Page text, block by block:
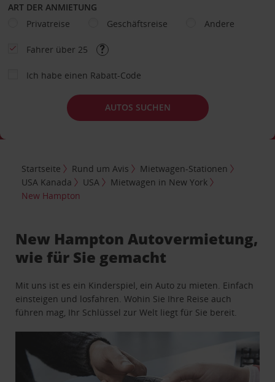
ART DER ANMIETUNG
Privatreise
Geschäftsreise Andere
Fahrer über 25
Ich habe einen Rabatt-Code
AUTOS SUCHEN
Startseite Rund um Avis
Mietwagen-Stationen
USA Kanada
USA
Mietwagen in New York
New Hampton
New Hampton Autovermietung,
wie für Sie gemacht
Mit uns ist es ein Kinderspiel, ein Auto zu mieten. Einfach
einsteigen und losfahren. Wohin Sie Ihre Reise auch
führen mag, Ihr Schlüssel zur Welt liegt für Sie bereit.